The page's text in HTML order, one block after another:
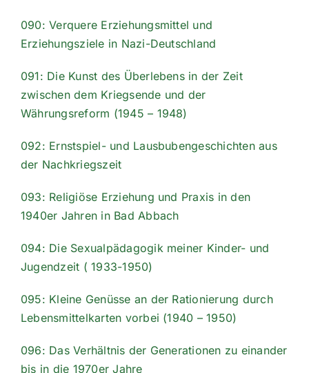
090: Verquere Erziehungsmittel und
Erziehungsziele in Nazi-Deutschland
091: Die Kunst des Überlebens in der Zeit
zwischen dem Kriegsende und der
Währungsreform (1945 – 1948)
092: Ernstspiel- und Lausbubengeschichten aus
der Nachkriegszeit
093: Religiöse Erziehung und Praxis in den
1940er Jahren in Bad Abbach
094: Die Sexualpädagogik meiner Kinder- und
Jugendzeit ( 1933-1950)
095: Kleine Genüsse an der Rationierung durch
Lebensmittelkarten vorbei (1940 – 1950)
096: Das Verhältnis der Generationen zu einander
bis in die 1970er Jahre